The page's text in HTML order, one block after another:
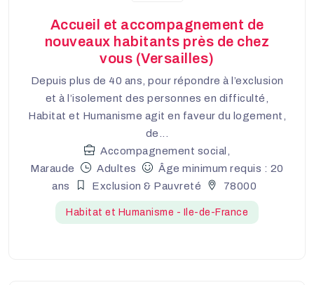
Accueil et accompagnement de
nouveaux habitants près de chez
vous (Versailles)
Depuis plus de 40 ans, pour répondre à l’exclusion
et à l’isolement des personnes en difficulté,
Habitat et Humanisme agit en faveur du logement,
de...
Accompagnement social,
Maraude
Adultes
Âge minimum requis : 20
ans
Exclusion & Pauvreté 78000
Habitat et Humanisme - Ile-de-France